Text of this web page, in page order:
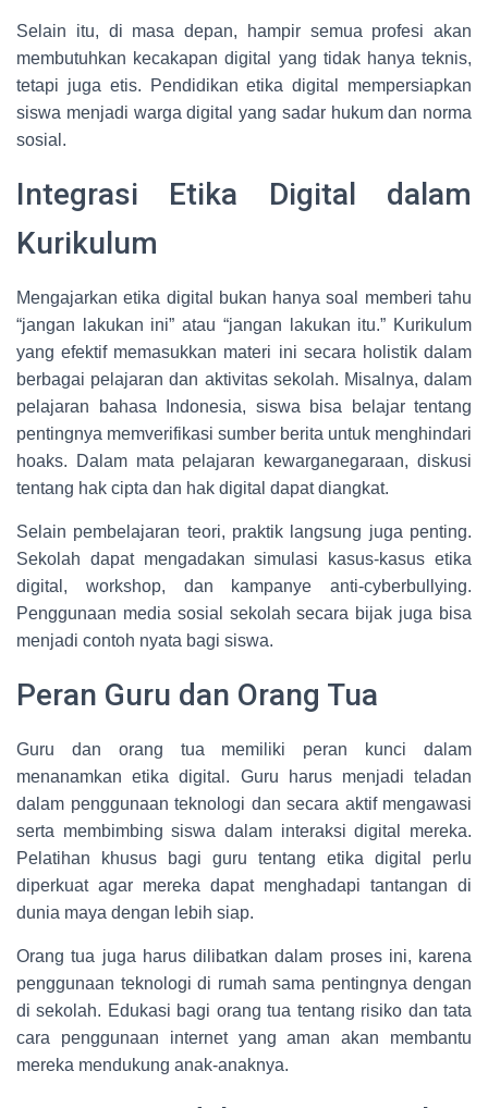
Selain itu, di masa depan, hampir semua profesi akan
membutuhkan kecakapan digital yang tidak hanya teknis,
tetapi juga etis. Pendidikan etika digital mempersiapkan
siswa menjadi warga digital yang sadar hukum dan norma
sosial.
Integrasi Etika Digital dalam
Kurikulum
Mengajarkan etika digital bukan hanya soal memberi tahu
“jangan lakukan ini” atau “jangan lakukan itu.” Kurikulum
yang efektif memasukkan materi ini secara holistik dalam
berbagai pelajaran dan aktivitas sekolah. Misalnya, dalam
pelajaran bahasa Indonesia, siswa bisa belajar tentang
pentingnya memverifikasi sumber berita untuk menghindari
hoaks. Dalam mata pelajaran kewarganegaraan, diskusi
tentang hak cipta dan hak digital dapat diangkat.
Selain pembelajaran teori, praktik langsung juga penting.
Sekolah dapat mengadakan simulasi kasus-kasus etika
digital, workshop, dan kampanye anti-cyberbullying.
Penggunaan media sosial sekolah secara bijak juga bisa
menjadi contoh nyata bagi siswa.
Peran Guru dan Orang Tua
Guru dan orang tua memiliki peran kunci dalam
menanamkan etika digital. Guru harus menjadi teladan
dalam penggunaan teknologi dan secara aktif mengawasi
serta membimbing siswa dalam interaksi digital mereka.
Pelatihan khusus bagi guru tentang etika digital perlu
diperkuat agar mereka dapat menghadapi tantangan di
dunia maya dengan lebih siap.
Orang tua juga harus dilibatkan dalam proses ini, karena
penggunaan teknologi di rumah sama pentingnya dengan
di sekolah. Edukasi bagi orang tua tentang risiko dan tata
cara penggunaan internet yang aman akan membantu
mereka mendukung anak-anaknya.